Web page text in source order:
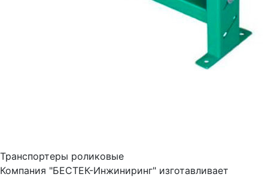
Транспортеры роликовые
Компания "БЕСТЕК-Инжиниринг" изготавливает